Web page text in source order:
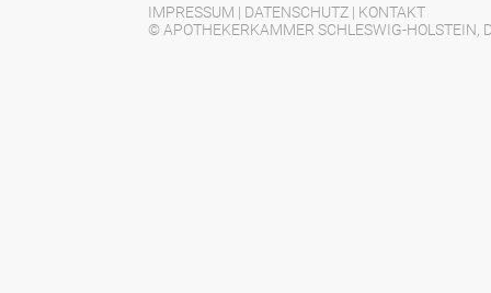
IMPRESSUM | DATENSCHUTZ | KONTAKT
© APOTHEKERKAMMER SCHLESWIG-HOLSTEIN,